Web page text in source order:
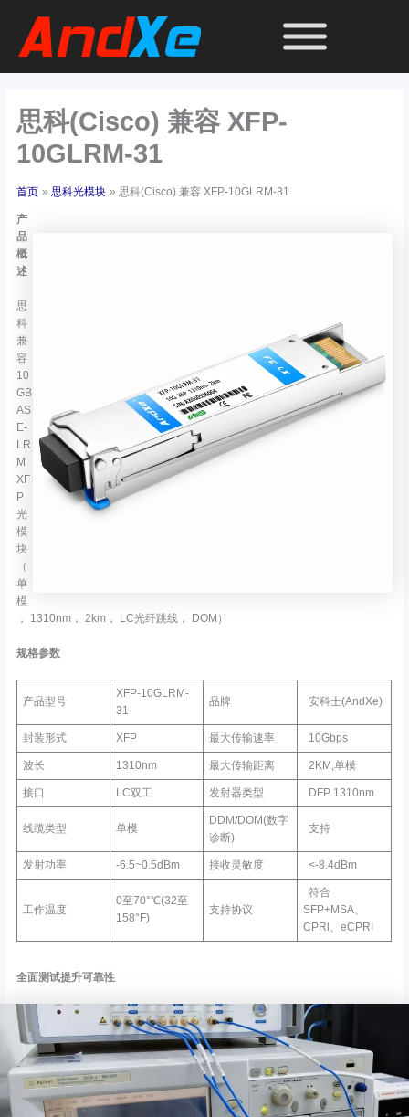
思科(Cisco) 兼容 XFP-
10GLRM-31
首页 思科光模块 思科(Cisco) 兼容 XFP-10GLRM-31
产
品
概
述
思
科
兼
容
10
GB
AS
E-
LR
M
XF
P
光
模
块
（
单
模
， 1310nm， 2km， LC光纤跳线， DOM）
规格参数
产品型号
XFP-10GLRM-
31
品牌 安科士(AndXe)
封装形式 XFP 最大传输速率 10Gbps
波长 1310nm 最大传输距离 2KM,单模
接口 LC双工 发射器类型 DFP 1310nm
线缆类型 单模
DDM/DOM(数字
诊断)
支持
发射功率 -6.5~0.5dBm 接收灵敏度 <-8.4dBm
工作温度
0至70°℃(32至
158°F)
支持协议
符合
SFP+MSA、
CPRl、eCPRI
全面测试提升可靠性